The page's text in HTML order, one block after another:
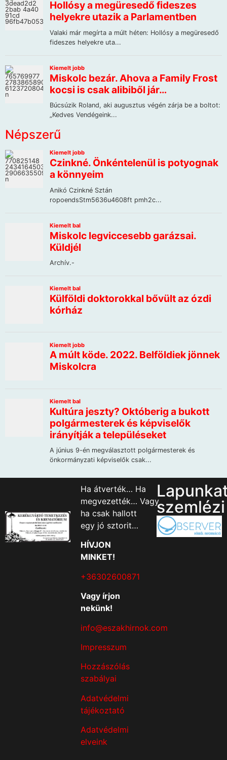
Népszerű
Ha átverték… Ha
megvezették… Vagy
ha csak hallott
egy jó sztorit…
HÍVJON
MINKET!
+36302600871
Vagy írjon
nekünk!
info@eszakhirnok.com
Impresszum
Hozzászólás
szabályai
Adatvédelmi
tájékoztató
Adatvédelmi
elveink
szemlézi